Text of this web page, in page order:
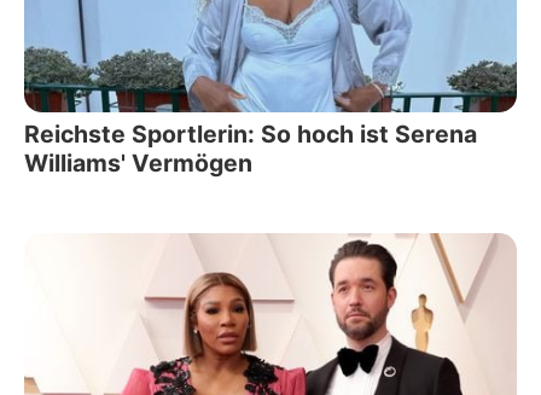
Reichste Sportlerin: So hoch ist Serena
Williams' Vermögen